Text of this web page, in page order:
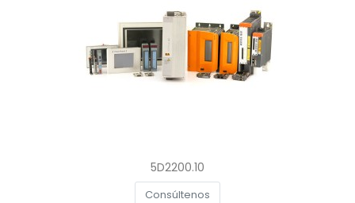
5D2200.10
Consúltenos